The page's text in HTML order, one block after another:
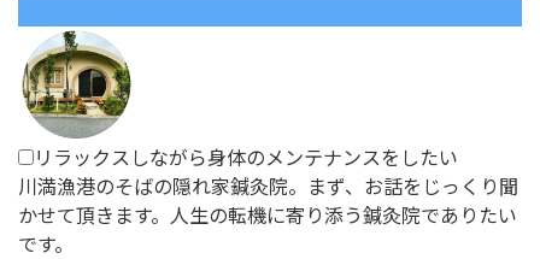
リラックスしながら身体のメンテナンスをしたい
川満漁港のそばの隠れ家鍼灸院。まず、お話をじっくり聞
かせて頂きます。人生の転機に寄り添う鍼灸院でありたい
です。